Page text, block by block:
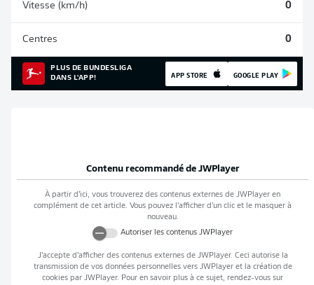
Vitesse (km/h) 0
Centres 0
PLUS DE BUNDESLIGA
DANS L'APP!
APP STORE GOOGLE PLAY
Contenu recommandé de JWPlayer
À partir d’ici, vous trouverez des contenus externes de JWPlayer en
complément de cet article. Vous pouvez l’afficher d’un clic et le masquer à
nouveau.
Autoriser les contenus JWPlayer
J’accepte d’afficher des contenus externes de JWPlayer. Ceci autorise la
transmission de vos données personnelles vers JWPlayeret la création de
cookies par JWPlayer. Pour en savoir plus à ce sujet, rendez-vous sur